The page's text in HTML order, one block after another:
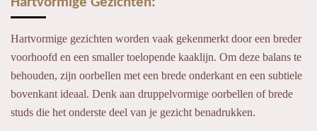
Hartvormige gezichten worden vaak gekenmerkt door een breder
voorhoofd en een smaller toelopende kaaklijn. Om deze balans te
behouden, zijn oorbellen met een brede onderkant en een subtiele
bovenkant ideaal. Denk aan druppelvormige oorbellen of brede
studs die het onderste deel van je gezicht benadrukken.